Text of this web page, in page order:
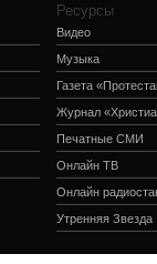
Ресурсы
Видео
Музыка
Газета
Журнал
Печатные СМИ
Онлайн ТВ
Онлайн
Утренняя Звезда